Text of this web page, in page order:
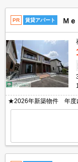
PR 賃貸アパート Ｍ
★2026年新築物件 年